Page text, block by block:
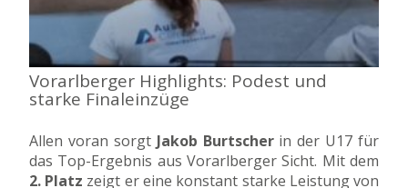
Vorarlberger Highlights: Podest und
starke Finaleinzüge
Allen voran sorgt Jakob Burtscherin der U17 für
das Top-Ergebnis aus Vorarlberger Sicht. Mit dem
2. Platz zeigt er eine konstant starke Leistung von